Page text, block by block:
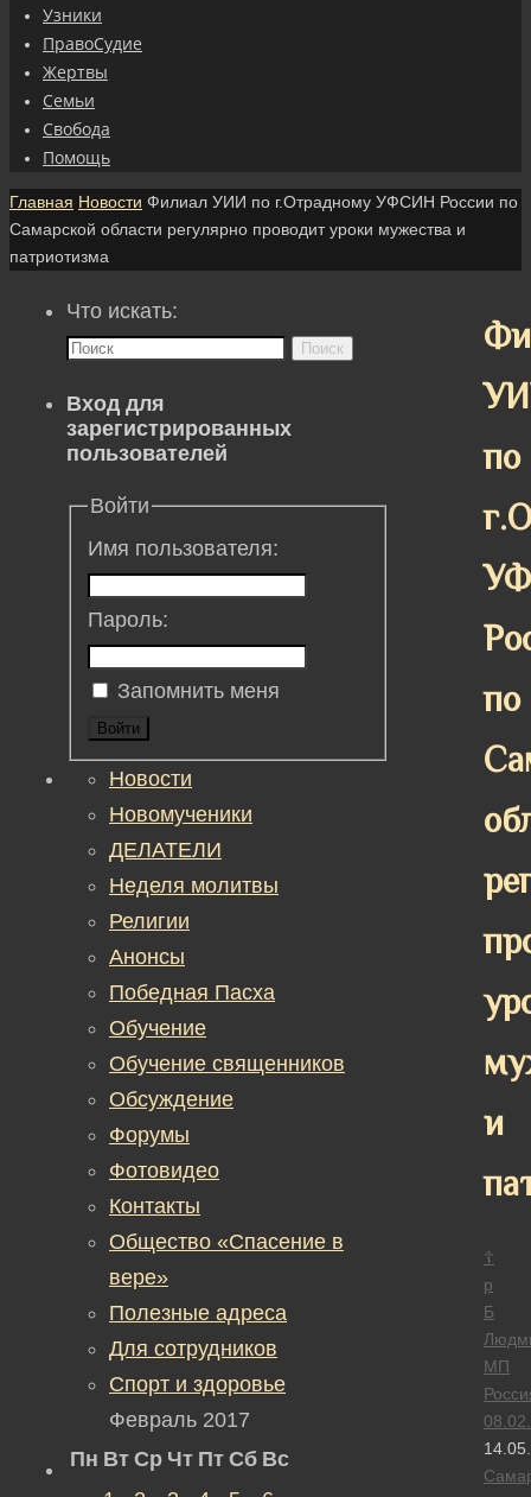
Узники
ПравоСудие
Жертвы
Семьи
Свобода
Помощь
Главная Новости Филиал УИИ по г.Отрадному УФСИН России по
Самарской области регулярно проводит уроки мужества и
патриотизма
по
по
и
☦
р
Б
МП
Что искать:
Поиск
Вход для
зарегистрированных
пользователей
Войти
Имя пользователя:
Пароль:
Запомнить меня
Войти
Новости
Новомученики
ДЕЛАТЕЛИ
Неделя молитвы
Религии
Анонсы
Победная Пасха
Обучение
Обучение священников
Обсуждение
Форумы
Фотовидео
Контакты
Общество «Спасение в
вере»
Полезные адреса
Для сотрудников
Спорт и здоровье
Февраль 2017
Пн Вт Ср Чт Пт Сб Вс